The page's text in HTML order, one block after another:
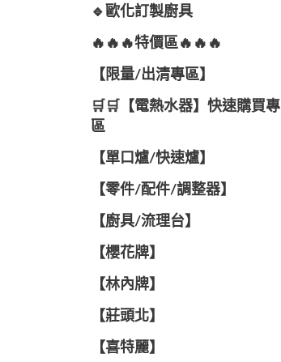
🔹歐化訂製廚具
🔥🔥🔥特價區🔥🔥🔥
【限量/出清專區】
🛒🛒【電熱水器】快速購買專
區
【單口爐/快速爐】
【零件/配件/調整器】
【廚具/流理台】
【櫻花牌】
【林內牌】
【莊頭北】
【喜特麗】